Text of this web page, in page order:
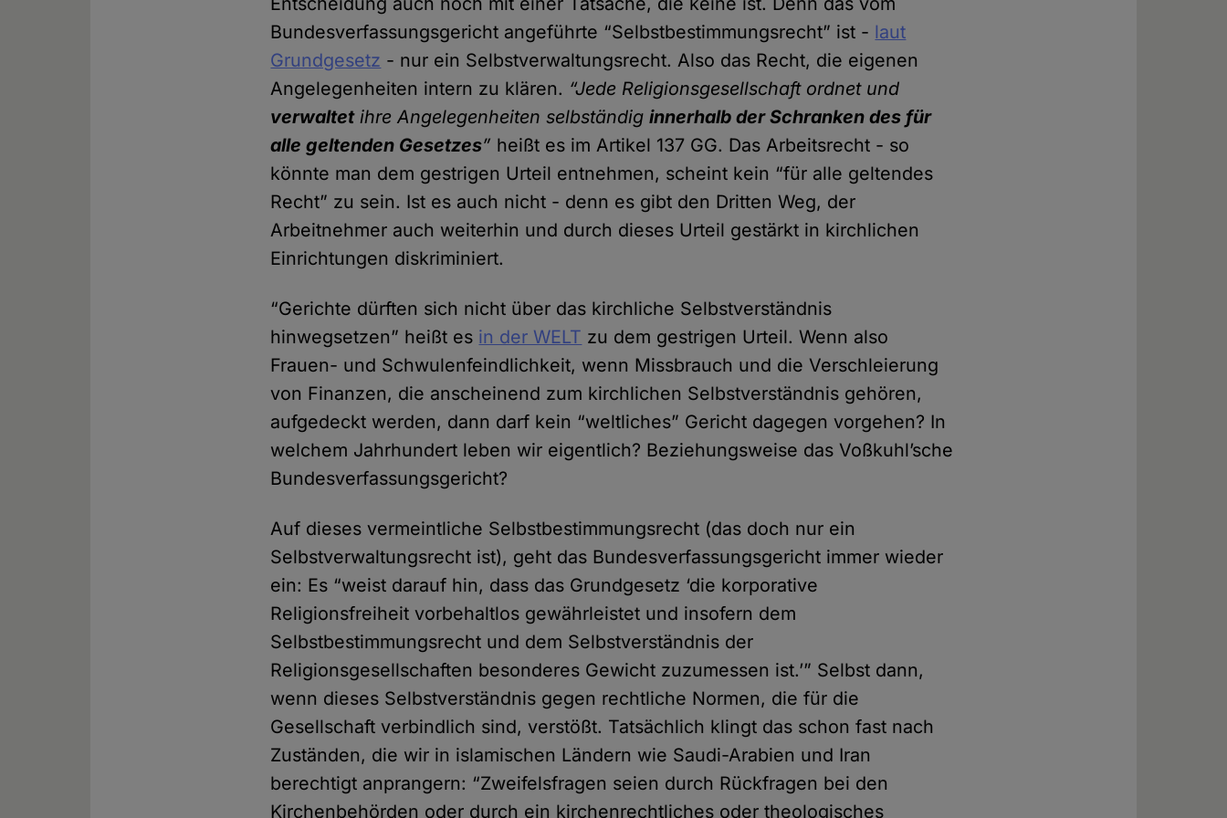
Bundesverfassungsgericht angeführte “Selbstbestimmungsrecht” ist - laut
Grundgesetz - nur ein Selbstverwaltungsrecht. Also das Recht, die eigenen
Angelegenheiten intern zu klären. “Jede Religionsgesellschaft ordnet und
verwaltetihre Angelegenheiten selbständiginnerhalb der Schranken des für
alle geltenden Gesetzes” heißt es im Artikel 137 GG. Das Arbeitsrecht - so
könnte man dem gestrigen Urteil entnehmen, scheint kein “für alle geltendes
Recht” zu sein. Ist es auch nicht - denn es gibt den Dritten Weg, der
Arbeitnehmer auch weiterhin und durch dieses Urteil gestärkt in kirchlichen
Einrichtungen diskriminiert.
“Gerichte dürften sich nicht über das kirchliche Selbstverständnis
hinwegsetzen” heißt es in der WELT zu dem gestrigen Urteil. Wenn also
Frauen- und Schwulenfeindlichkeit, wenn Missbrauch und die Verschleierung
von Finanzen, die anscheinend zum kirchlichen Selbstverständnis gehören,
aufgedeckt werden, dann darf kein “weltliches” Gericht dagegen vorgehen? In
welchem Jahrhundert leben wir eigentlich? Beziehungsweise das Voßkuhl’sche
Bundesverfassungsgericht?
Auf dieses vermeintliche Selbstbestimmungsrecht (das doch nur ein
Selbstverwaltungsrecht ist), geht das Bundesverfassungsgericht immer wieder
ein: Es “weist darauf hin, dass das Grundgesetz ‘die korporative
Religionsfreiheit vorbehaltlos gewährleistet und insofern dem
Selbstbestimmungsrecht und dem Selbstverständnis der
Religionsgesellschaften besonderes Gewicht zuzumessen ist.’” Selbst dann,
wenn dieses Selbstverständnis gegen rechtliche Normen, die für die
Gesellschaft verbindlich sind, verstößt. Tatsächlich klingt das schon fast nach
Zuständen, die wir in islamischen Ländern wie Saudi-Arabien und Iran
berechtigt anprangern: “Zweifelsfragen seien durch Rückfragen bei den
Kirchenbehörden oder durch ein kirchenrechtliches oder theologisches